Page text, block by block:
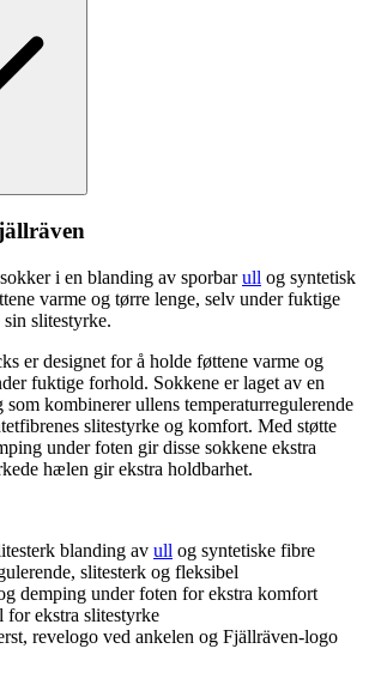
i en blanding av sporbarull og syntetisk
varme og tørre lenge, selv under fuktige
slitestyrke.
er designet for å holde føttene varme og
fuktige forhold. Sokkene er laget av en
som kombinererullens temperaturregulerende
slitestyrke og komfort. Med støtte
under foten gir disse sokkene ekstra
hælen gir ekstra holdbarhet.
blanding av ull og syntetiske fibre
slitesterk og fleksibel
demping under foten for ekstra komfort
for ekstra slitestyrke
revelogo ved ankelen og Fjällräven-logo